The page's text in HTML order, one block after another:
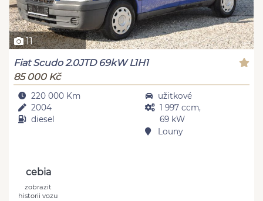
11
Fiat Scudo 2.0JTD 69kW L1H1
85 000 Kč
220 000 Km
2004
diesel
užitkové
1 997 ccm,
69 kW
Louny
cebia
zobrazit
historii vozu